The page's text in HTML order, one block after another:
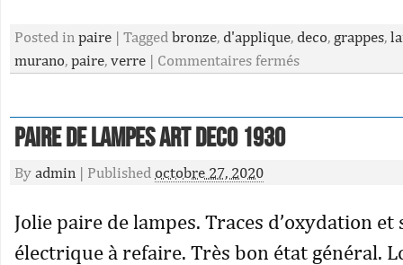
Posted in paire | Tagged bronze, d'applique, deco, grappes,
murano, paire, verre | Commentaires fermés
Paire De Lampes Art Deco 1930
By admin | Published octobre 27, 2020
Jolie paire de lampes. Traces d’oxydation et
électrique à refaire. Très bon état général.